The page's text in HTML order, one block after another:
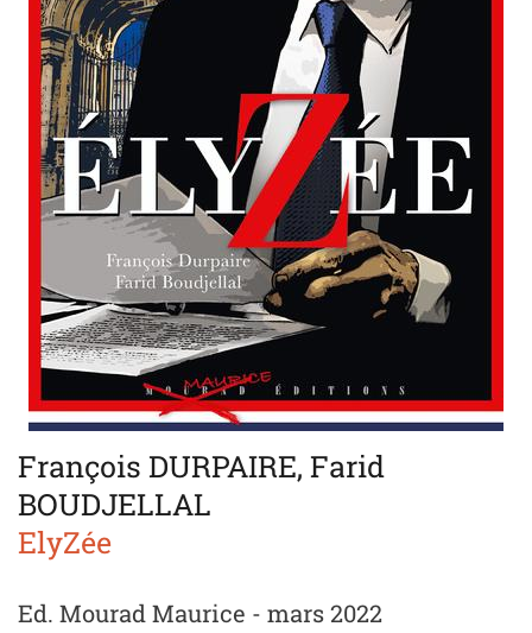
François DURPAIRE, Farid
BOUDJELLAL
ElyZée
Ed. Mourad Maurice - mars 2022